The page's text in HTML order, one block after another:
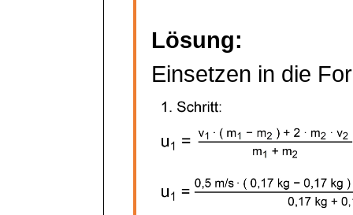
Lösung:
Einsetzen in die